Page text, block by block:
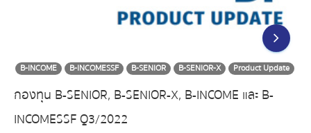
B-INCOME B-INCOMESSF B-SENIOR B-SENIOR-X Product Update
กองทุน B-SENIOR, B-SENIOR-X, B-INCOME และ B-
INCOMESSF Q3/2022